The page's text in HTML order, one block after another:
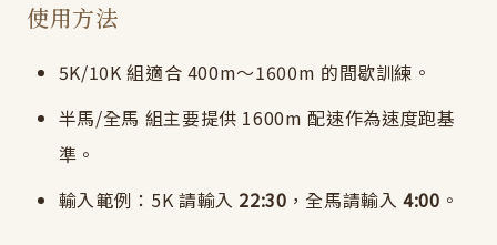
使用方法
5K/10K 組適合 400m～1600m 的間歇訓練。
半馬/全馬 組主要提供 1600m 配速作為速度跑基
準。
輸入範例：5K 請輸入 22:30 ，全馬請輸入4:00 。